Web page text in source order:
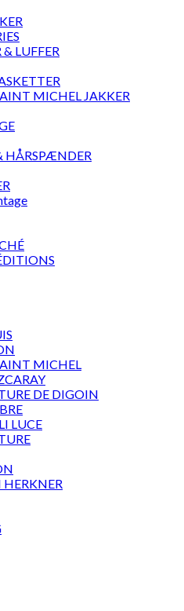
LUFFER
MICHEL JAKKER
HÅRSPÆNDER
MICHEL
DE DIGOIN
LUCE
HERKNER